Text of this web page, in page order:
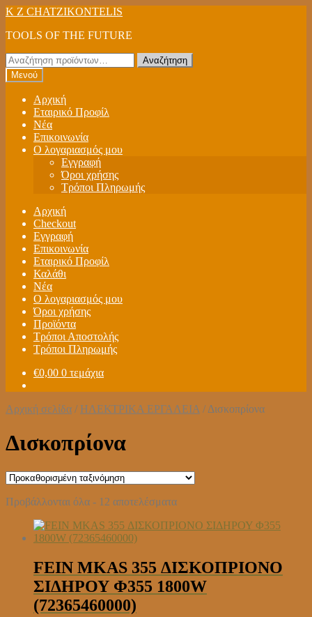
Απευθείας
στην
Μετάβαση
περιεχόμενο
K Z CHATZIKONTELIS
TOOLS OF THE FUTURE
Αναζήτηση
για:
Αναζήτηση
Μενού
Αρχική
Εταιρικό Προφίλ
Νέα
Επικοινωνία
Ο λογαριασμός μου
Εγγραφή
Όροι χρήσης
Τρόποι Πληρωμής
Αρχική
Checkout
Εγγραφή
Επικοινωνία
Εταιρικό Προφίλ
Καλάθι
Νέα
Ο λογαριασμός μου
Όροι χρήσης
Προϊόντα
Τρόποι Αποστολής
Τρόποι Πληρωμής
€0,00 0 τεμάχια
Αρχική σελίδα / ΗΛΕΚΤΡΙΚΑ ΕΡΓΑΛΕΙΑ / Δισκοπρίονα
Δισκοπρίονα
Προβάλλονται όλα - 12 αποτελέσματα
FEIN MKAS 355 ΔΙΣΚΟΠΡΙΟΝΟ
ΣΙΔΗΡΟΥ Φ355 1800W
(72365460000)